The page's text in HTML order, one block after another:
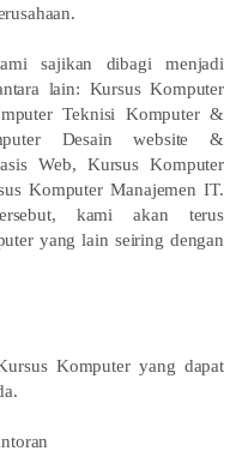
sajikan dibagi menjadi
lain: Kursus Komputer
Teknisi Komputer &
Desain website &
Web, Kursus Komputer
Komputer Manajemen IT.
kami akan terus
yang lain seiring dengan
Komputer yang dapat